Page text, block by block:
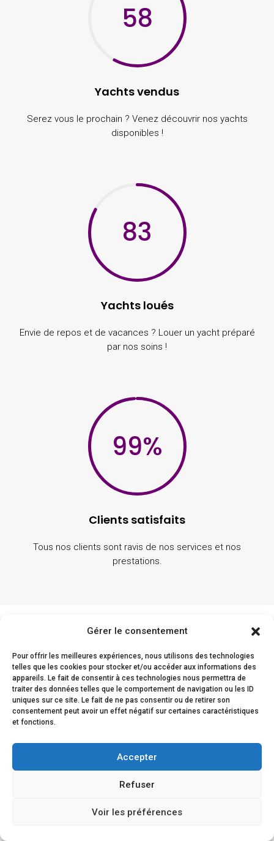
Gérer le consentement
Pour offrir les meilleures expériences, nous utilisons des technologies
telles que les cookies pour stocker et/ou accéder aux informations des
appareils. Le fait de consentir à ces technologies nous permettra de
traiter des données telles que le comportement de navigation ou les ID
uniques sur ce site. Le fait de ne pas consentir ou de retirer son
consentement peut avoir un effet négatif sur certaines caractéristiques
et fonctions.
Accepter
Refuser
Voir les préférences
58
Yachts vendus
Serez vous le prochain ? Venez découvrir nos yachts
disponibles !
83
Yachts loués
Envie de repos et de vacances ? Louer un yacht préparé
par nos soins !
99%
Clients satisfaits
Tous nos clients sont ravis de nos services et nos
prestations.
Les retours clients
La satisfaction de nos clients est prouvée par leur
fidélité et leur confiance renouvelée envers nous.